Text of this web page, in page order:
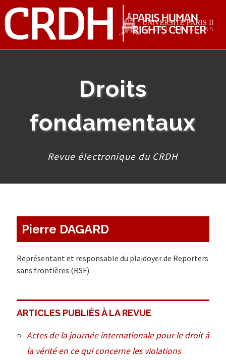
Droits
fondamentaux
Revue électronique du CRDH
Pierre DAGARD
Représentant et responsable du plaidoyer de Reporters
sans frontières (RSF)
ARTICLES PUBLIÉS À LA REVUE
Actes de la journée internationale pour le droit à
la vérité en ce qui concerne les violations